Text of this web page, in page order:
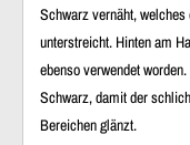
Schwarz vernäht,
unterstreicht. Hinten am
ebenso verwendet
Schwarz, damit der
Bereichen glänzt.